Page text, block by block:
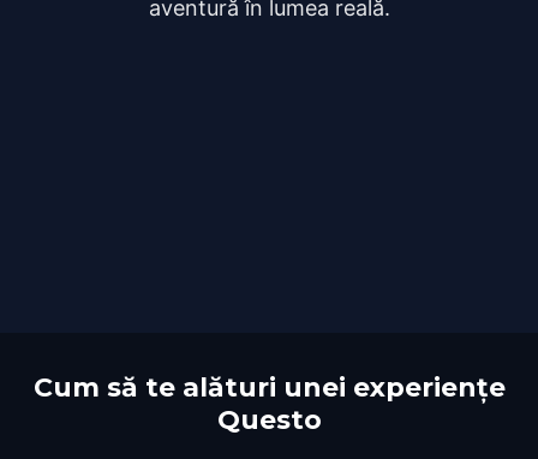
aventură în lumea reală.
Cum să te alături unei experiențe
Questo